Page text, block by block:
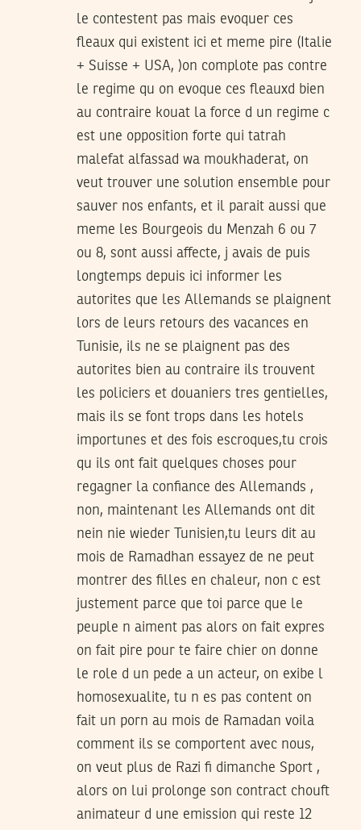
le contestent pas mais evoquer ces
fleaux qui existent ici et meme pire (Italie
+ Suisse + USA, )on complote pas contre
le regime qu on evoque ces fleauxd bien
au contraire kouat la force d un regime c
est une opposition forte qui tatrah
malefat alfassad wa moukhaderat, on
veut trouver une solution ensemble pour
sauver nos enfants, et il parait aussi que
meme les Bourgeois du Menzah 6 ou 7
ou 8, sont aussi affecte, j avais de puis
longtemps depuis ici informer les
autorites que les Allemands se plaignent
lors de leurs retours des vacances en
Tunisie, ils ne se plaignent pas des
autorites bien au contraire ils trouvent
les policiers et douaniers tres gentielles,
mais ils se font trops dans les hotels
importunes et des fois escroques,tu crois
qu ils ont fait quelques choses pour
regagner la confiance des Allemands ,
non, maintenant les Allemands ont dit
nein nie wieder Tunisien,tu leurs dit au
mois de Ramadhan essayez de ne peut
montrer des filles en chaleur, non c est
justement parce que toi parce que le
peuple n aiment pas alors on fait expres
on fait pire pour te faire chier on donne
le role d un pede a un acteur, on exibe l
homosexualite, tu n es pas content on
fait un porn au mois de Ramadan voila
comment ils se comportent avec nous,
on veut plus de Razi fi dimanche Sport ,
alors on lui prolonge son contract chouft
animateur d une emission qui reste 12